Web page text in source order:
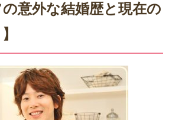
の意外な結婚歴と現在の